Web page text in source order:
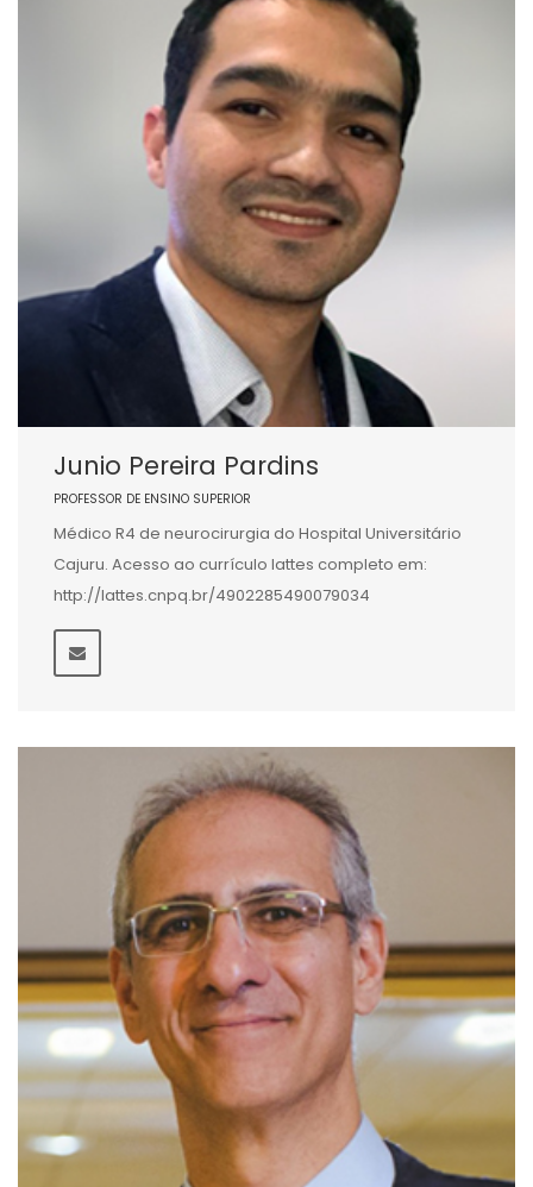
Junio Pereira Pardins
PROFESSOR DE ENSINO SUPERIOR
Médico R4 de neurocirurgia do Hospital Universitário
Cajuru. Acesso ao currículo lattes completo em:
http://lattes.cnpq.br/4902285490079034